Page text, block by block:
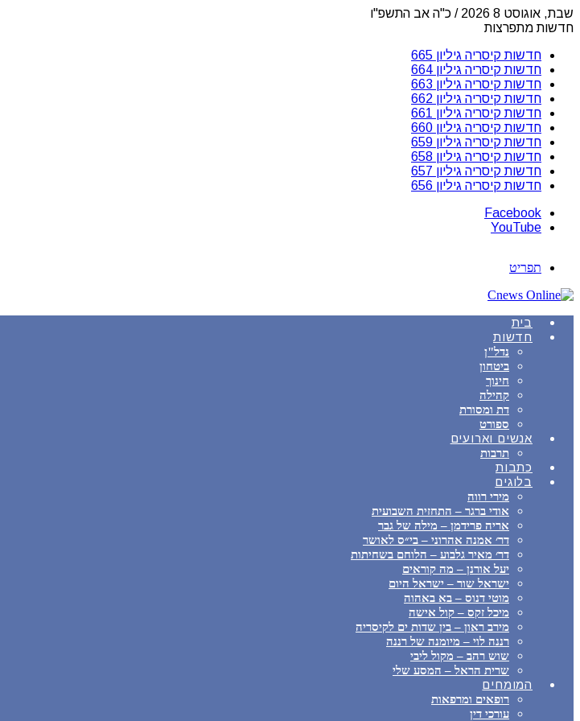
שבת, אוגוסט 8 2026 / כ"ה אב התשפ"ו
חדשות מתפרצות
חדשות קיסריה גיליון 665
חדשות קיסריה גיליון 664
חדשות קיסריה גיליון 663
חדשות קיסריה גיליון 662
חדשות קיסריה גיליון 661
חדשות קיסריה גיליון 660
חדשות קיסריה גיליון 659
חדשות קיסריה גיליון 658
חדשות קיסריה גיליון 657
חדשות קיסריה גיליון 656
Facebook
YouTube
תפריט
בית
חדשות
נדל"ן
ביטחון
חינוך
קהילה
דת ומסורת
ספורט
אנשים וארועים
תרבות
כתבות
בלוגים
מירי רווה
אודי ברגר – התחזית השבועית
אריה פרידמן – מילה של גבר
דר׳ אמנה אהרוני – בי״ס לאושר
דר׳ מאיר גלבוע – הלוחם בשחיתות
יעל אורנן – מה קוראים
ישראל שור – ישראל היום
מוטי דנוס – בא באהוה
מיכל זקס – קול אישה
מירב ראון – בין שדות ים לקיסריה
רננה לוי – מיומנה של רננה
שוש רהב – מקול ליבי
שרית הראל – המסע שלי
המומחים
רופאים ומרפאות
עורכי דין